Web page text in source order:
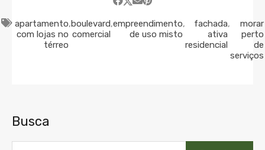
apartamento
com lojas no
térreo
,boulevard
comercial
,empreendimento
de uso misto
,
fachada
ativa
residencial
,
morar
perto
de
serviços
Busca